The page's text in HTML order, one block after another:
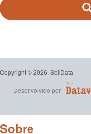
Copyright © 2026, SoilData
Desenvolvido por
Sobre